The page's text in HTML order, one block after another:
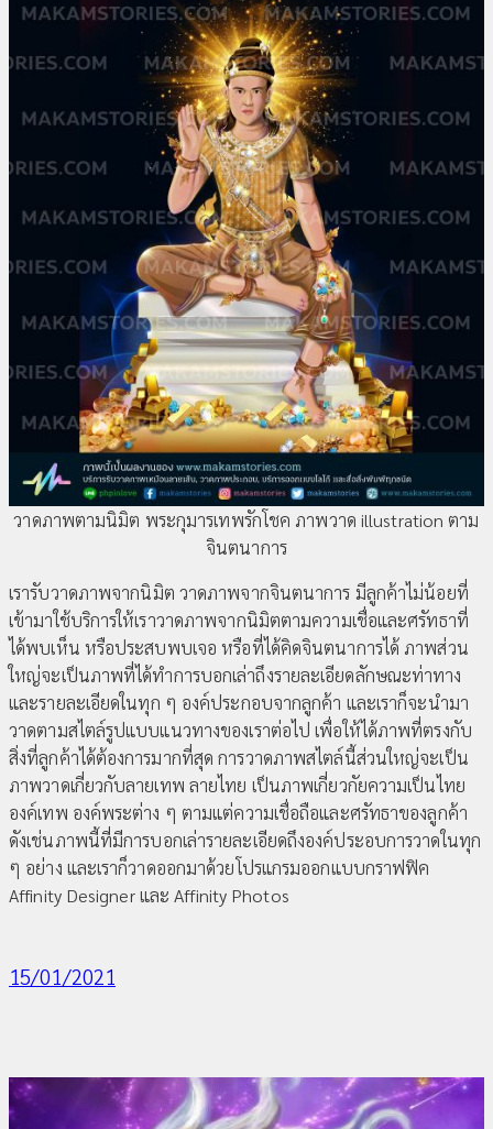
วาดภาพตามนิมิต พระกุมารเทพรักโชค ภาพวาด illustration ตาม
จินตนาการ
เรารับวาดภาพจากนิมิต วาดภาพจากจินตนาการ มีลูกค้าไม่น้อยที่
เข้ามาใช้บริการให้เราวาดภาพจากนิมิตตามความเชื่อและศรัทธาที่
ได้พบเห็น หรือประสบพบเจอ หรือที่ได้คิดจินตนาการได้ ภาพส่วน
ใหญ่จะเป็นภาพที่ได้ทำการบอกเล่าถึงรายละเอียดลักษณะท่าทาง
และรายละเอียดในทุก ๆ องค์ประกอบจากลูกค้า และเราก็จะนำมา
วาดตามสไตล์รูปแบบแนวทางของเราต่อไป เพื่อให้ได้ภาพที่ตรงกับ
สิ่งที่ลูกค้าได้ต้องการมากที่สุด การวาดภาพสไตล์นี้ส่วนใหญ่จะเป็น
ภาพวาดเกี่ยวกับลายเทพ ลายไทย เป็นภาพเกี่ยวกัยความเป็นไทย
องค์เทพ องค์พระต่าง ๆ ตามแต่ความเชื่อถือและศรัทธาของลูกค้า
ดังเช่นภาพนี้ที่มีการบอกเล่ารายละเอียดถึงองค์ประอบการวาดในทุก
ๆ อย่าง และเราก็วาดออกมาด้วยโปรแกรมออกแบบกราฟฟิค
Affinity Designer และ Affinity Photos
15/01/2021